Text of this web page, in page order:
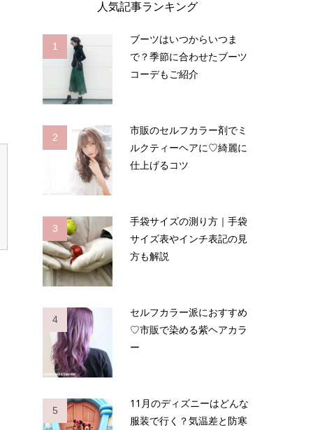
人気記事ランキング
1
ブーツはいつからいつま
で？季節に合わせたブーツ
コーデもご紹介
2
市販のセルフカラー剤でミ
ルクティーヘアに♡綺麗に
仕上げるコツ
3
手袋サイズの測り方｜手袋
サイズ表やインチ表記の見
方も解説
4
セルフカラー派におすすめ
♡市販で染める紫ヘアカラ
ー
5
11月のディズニーはどんな
服装で行く？気温差と防寒